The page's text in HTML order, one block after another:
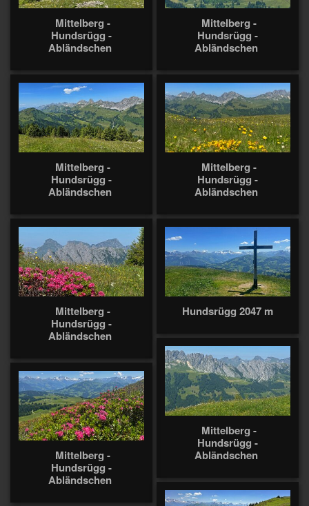
Mittelberg -
Hundsrügg -
Abländschen
Mittelberg -
Hundsrügg -
Abländschen
Mittelberg -
Hundsrügg -
Abländschen
Mittelberg -
Hundsrügg -
Abländschen
Mittelberg -
Hundsrügg -
Abländschen
Hundsrügg 2047 m
Mittelberg -
Hundsrügg -
Abländschen
Mittelberg -
Hundsrügg -
Abländschen